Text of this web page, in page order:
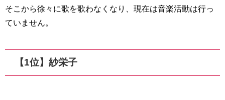
そこから徐々に歌を歌わなくなり、現在は音楽活動は行っ
ていません。
【1位】紗栄子